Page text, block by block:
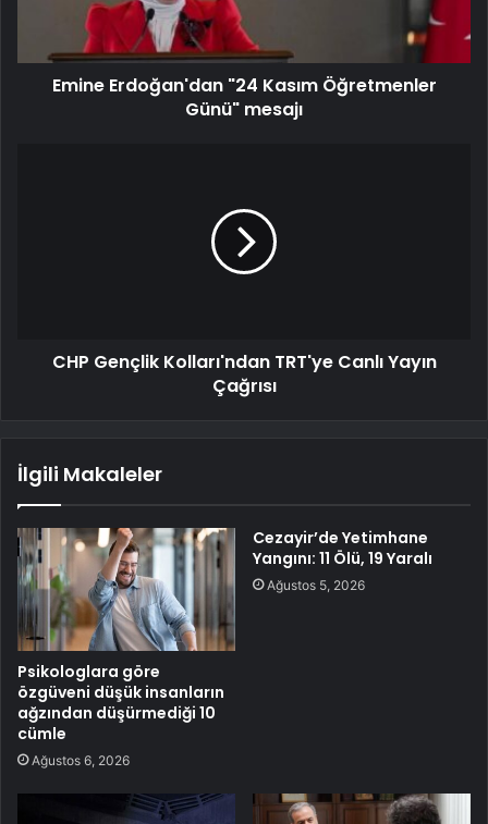
Emine Erdoğan'dan "24 Kasım Öğretmenler
Günü" mesajı
CHP Gençlik Kolları'ndan TRT'ye Canlı Yayın
Çağrısı
İlgili Makaleler
Psikologlara göre
özgüveni düşük insanların
ağzından düşürmediği 10
cümle
Ağustos 6, 2026
Cezayir’de Yetimhane
Yangını: 11 Ölü, 19 Yaralı
Ağustos 5, 2026